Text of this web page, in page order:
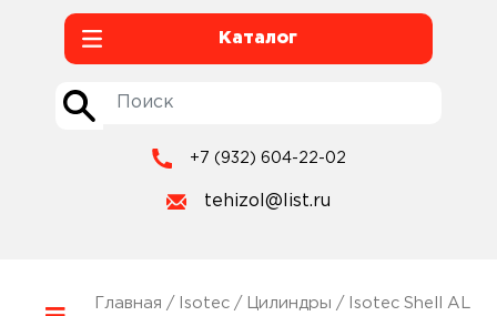
Каталог
+7 (932) 604-22-02
tehizol@list.ru
Главная / Isotec/ Цилиндры /
Isotec Shell AL